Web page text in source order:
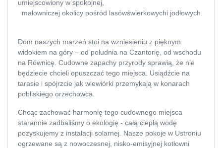
umiejscowiony w spokojnej,
malowniczej okolicy pośród lasówświerkowychi jodłowych.
Dom naszych marzeń stoi na wzniesieniuz pięknym
widokiem na góry – od południa na Czantorię, od wschodu
na Równicę. Cudowne zapachy przyrody sprawią, że nie
będziecie chcieli opuszczać tego miejsca. Usiądźcie na
tarasie i spójrzcie jak wiewiórki przemykają w konarach
pobliskiego orzechowca.
Chcąc zachować harmonię tego cudownego miejsca
starannie zadbaliśmy o ekologię - całą ciepłą wodę
pozyskujemy z instalacji solarnej. Nasze pokoje w Ustroniu
ogrzewane są z nowoczesnej, nisko-emisyjnej kotłowni